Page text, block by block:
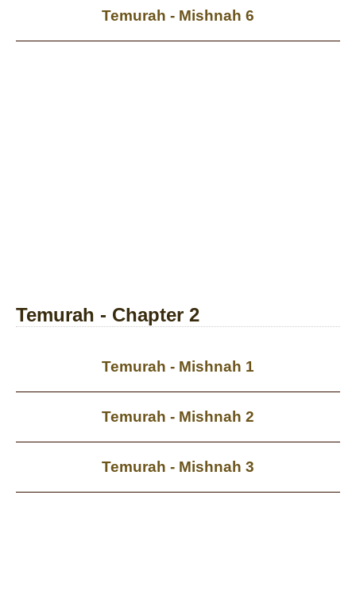
Temurah - Mishnah 6
Temurah - Chapter 2
Temurah - Mishnah 1
Temurah - Mishnah 2
Temurah - Mishnah 3